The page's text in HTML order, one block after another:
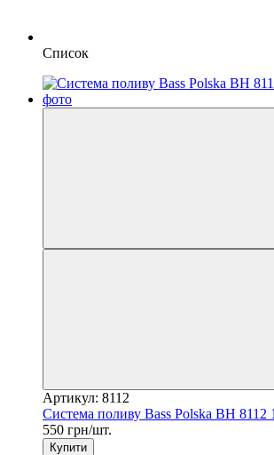
Список
Артикул: 8112
Система поливу Bass Polska BH 8112
550 грн/шт.
Купити